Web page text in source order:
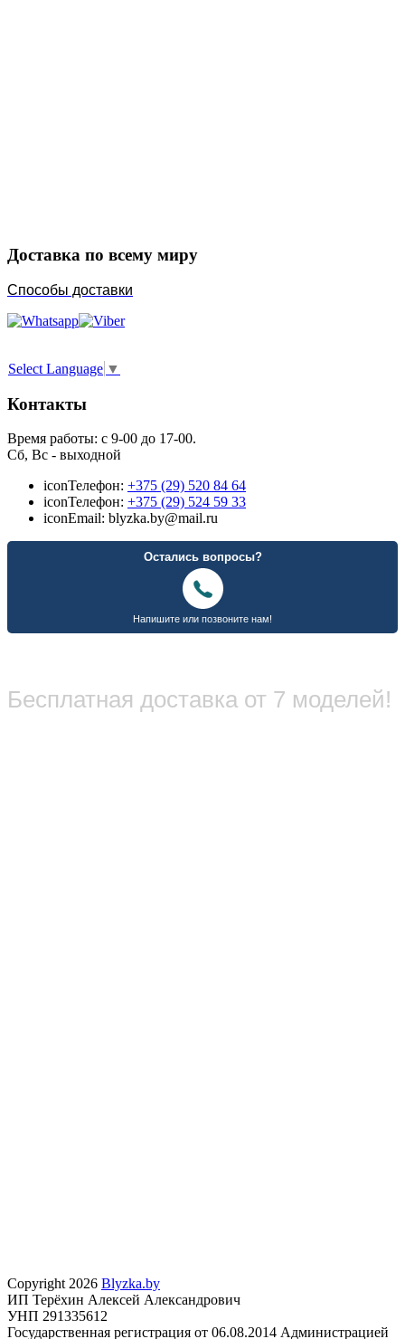
Доставка по всему миру
Способы доставки
Select Language ▼
Контакты
Время работы: с 9-00 до 17-00.
Сб, Вс - выходной
iconТелефон: +375 (29) 520 84 64
iconТелефон: +375 (29) 524 59 33
iconEmail: blyzka.by@mail.ru
Бесплатная доставка от 7 моделей!
Copyright 2026 Blyzka.by
ИП Терёхин Алексей Александрович
УНП 291335612
Государственная регистрация от 06.08.2014 Администрацией